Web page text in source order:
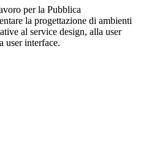
per la Pubblica
la progettazione di ambienti
al service design, alla user
user interface.